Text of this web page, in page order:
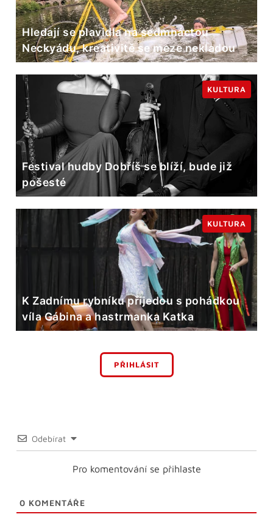
Hledají se plavidla na sedmnáctou
Neckyádu, kreativitě se meze nekladou
Festival hudby Dobříš se blíží, bude již
pošesté
KULTURA
K Zadnímu rybníku přijedou s pohádkou
víla Gábina a hastrmanka Katka
KULTURA
PŘIHLÁSIT
Odebírat
Pro komentování se přihlaste
0 KOMENTÁŘE